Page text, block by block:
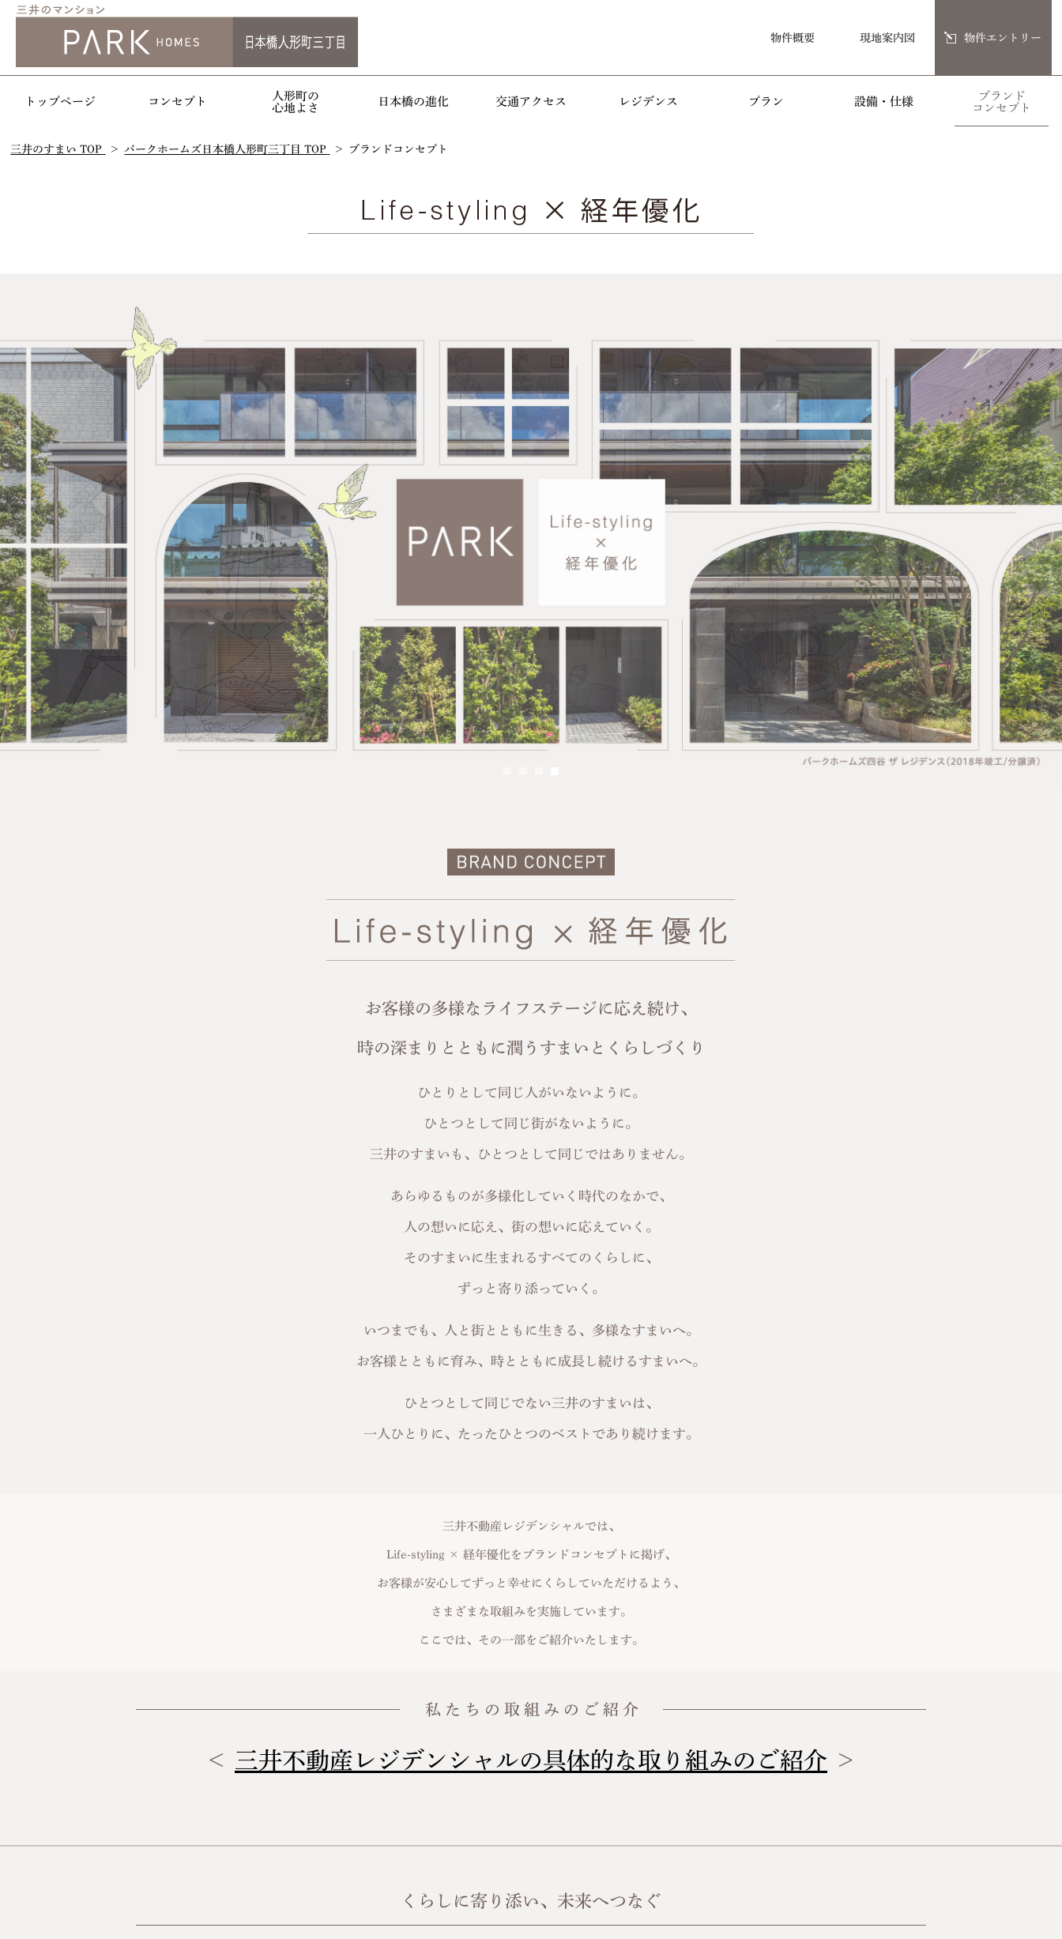
物件エントリー
現地案内図
物件概要
トップページ コンセプト
人形町の
心地よさ
日本橋の進化 交通アクセス レジデンス プラン 設備・仕様
ブランド
コンセプト
三井のすまい TOP パークホームズ日本橋人形町三丁目 TOP ブランドコンセプト
お客様の多様なライフステージに応え続け、
時の深まりとともに潤うすまいとくらしづくり
ひとりとして同じ人がいないように。
ひとつとして同じ街がないように。
三井のすまいも、ひとつとして同じではありません。
あらゆるものが多様化していく時代のなかで、
人の想いに応え、街の想いに応えていく。
そのすまいに生まれるすべてのくらしに、
ずっと寄り添っていく。
いつまでも、人と街とともに生きる、多様なすまいへ。
お客様とともに育み、時とともに成長し続けるすまいへ。
ひとつとして同じでない三井のすまいは、
一人ひとりに、たったひとつのベストであり続けます。
三井不動産レジデンシャルでは、
Life-styling × 経年優化をブランドコンセプトに掲げ、
お客様が安心してずっと幸せにくらしていただけるよう、
さまざまな取組みを実施しています。
ここでは、その一部をご紹介いたします。
私 た ち の 取 組 み の ご 紹 介
＜ 三井不動産レジデンシャルの具体的な取り組みのご紹介 ＞
くらしに寄り添い、未来へつなぐ